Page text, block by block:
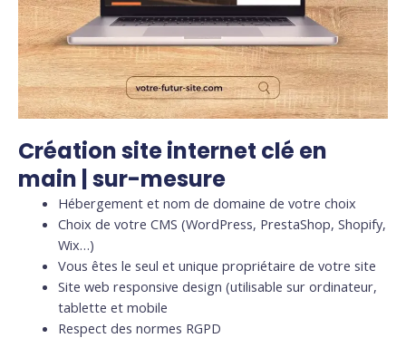
Création site internet clé en
main | sur-mesure
Hébergement et nom de domaine de votre choix
Choix de votre CMS (WordPress, PrestaShop, Shopify,
Wix…)
Vous êtes le seul et unique propriétaire de votre site
Site web responsive design (utilisable sur ordinateur,
tablette et mobile
Respect des normes RGPD